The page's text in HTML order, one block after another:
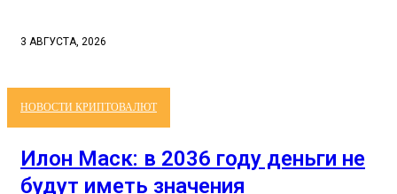
3 АВГУСТА, 2026
НОВОСТИ КРИПТОВАЛЮТ
Илон Маск: в 2036 году деньги не
будут иметь значения